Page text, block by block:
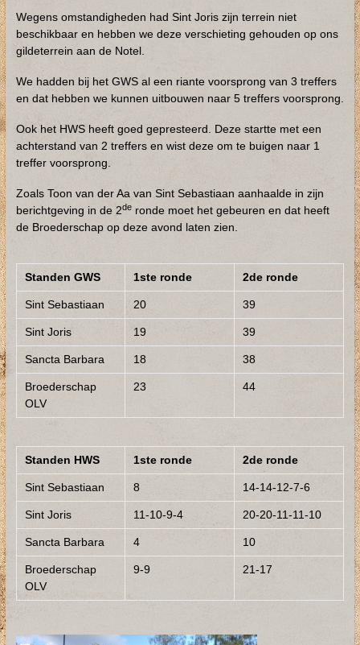
Wegens omstandigheden had Sint Joris zijn terrein niet
beschikbaar en hebben we deze verschieting gehouden op ons
gildeterrein aan de Notel.
We hadden bij het GWS al een riante voorsprong van 3 treffers
en dat hebben we kunnen uitbouwen naar 5 treffers voorsprong.
Ook het HWS heeft goed gepresteerd. Deze startte met een
achterstand van 2 treffers en wist deze om te buigen naar 1
treffer voorsprong.
Zoals Toon van der Aa van Sint Sebastiaan aanhaalde in zijn
berichtgeving in de 2deronde moet het gebeuren en dat heeft
de Broederschap op deze avond laten zien.
Standen GWS 1ste ronde 2de ronde
Sint Sebastiaan 20 39
Sint Joris 19 39
Sancta Barbara 18 38
Broederschap
OLV
23 44
Standen HWS 1ste ronde 2de ronde
Sint Sebastiaan 8 14-14-12-7-6
Sint Joris 11-10-9-4 20-20-11-11-10
Sancta Barbara 4 10
Broederschap
OLV
9-9 21-17